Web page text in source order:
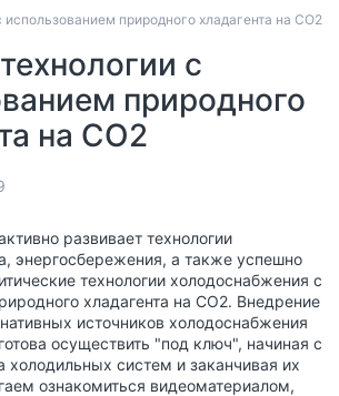
природного хладагента на CO2
с
природного
на CO2
развивает технологии
энергосбережения, а также успешно
технологии холодоснабжения с
хладагента на СО2. Внедрение
источников холодоснабжения
осуществить "под ключ", начиная с
холодильных систем и заканчивая их
ознакомиться видеоматериалом,